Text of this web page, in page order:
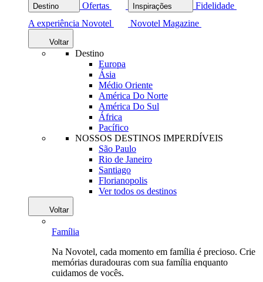
Destino Ofertas Inspirações
Fidelidade
A experiência Novotel
Novotel Magazine
Voltar
Destino
Europa
Ásia
Médio Oriente
América Do Norte
América Do Sul
África
Pacífico
NOSSOS DESTINOS IMPERDÍVEIS
São Paulo
Rio de Janeiro
Santiago
Florianopolis
Ver todos os destinos
Voltar
Família
Na Novotel, cada momento em família é precioso. Crie
memórias duradouras com sua família enquanto
cuidamos de vocês.